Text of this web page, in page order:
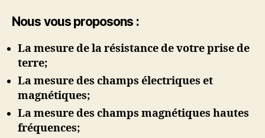
Nous vous proposons :
La mesure de la résistance de votre prise de
terre;
La mesure des champs électriques et
magnétiques;
La mesure des champs magnétiques hautes
fréquences;